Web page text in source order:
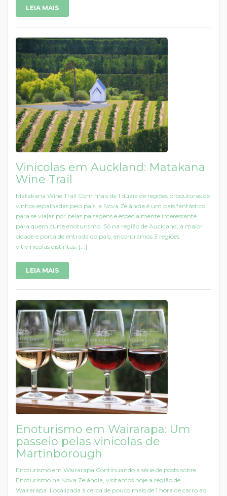
LEIA MAIS
Vinícolas em Auckland: Matakana
Wine Trail
Matakana Wine Trail Com mais de 1 dúzia de regiões produtoras de
vinhos espalhadas pelo país, a Nova Zelândia é um país fantástico
para se viajar por belas paisagens e especialmente interessante
para quem curte enoturismo. Só na região de Auckland, a maior
cidade e porta de entrada do país, encontramos 3 regiões
vitivinícolas distintas. [...]
LEIA MAIS
Enoturismo em Wairarapa: Um
passeio pelas vinícolas de
Martinborough
Enoturismo em Wairarapa Continuando a série de posts sobre
Enoturismo na Nova Zelândia, visitamos hoje a região de
Wairarapa. Localizada à cerca de pouco mais de 1 hora de carro ao